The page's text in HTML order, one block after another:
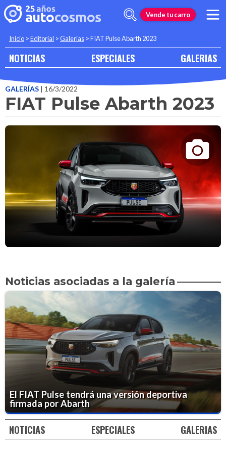
Vende tu carro
Inicio >Editorial >Galerias >FIAT Pulse Abarth 2023
NOTICIAS ESPECIALES GALERIAS
GALERÍAS | 16/3/2022
FIAT Pulse Abarth 2023
Noticias asociadas a la galería
El FIAT Pulse tendrá una versión deportiva
firmada por Abarth
NOTICIAS ESPECIALES GALERIAS